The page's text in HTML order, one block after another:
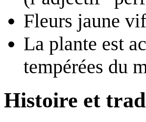
Fleurs jaune
La plante est
tempérées du
Histoire et